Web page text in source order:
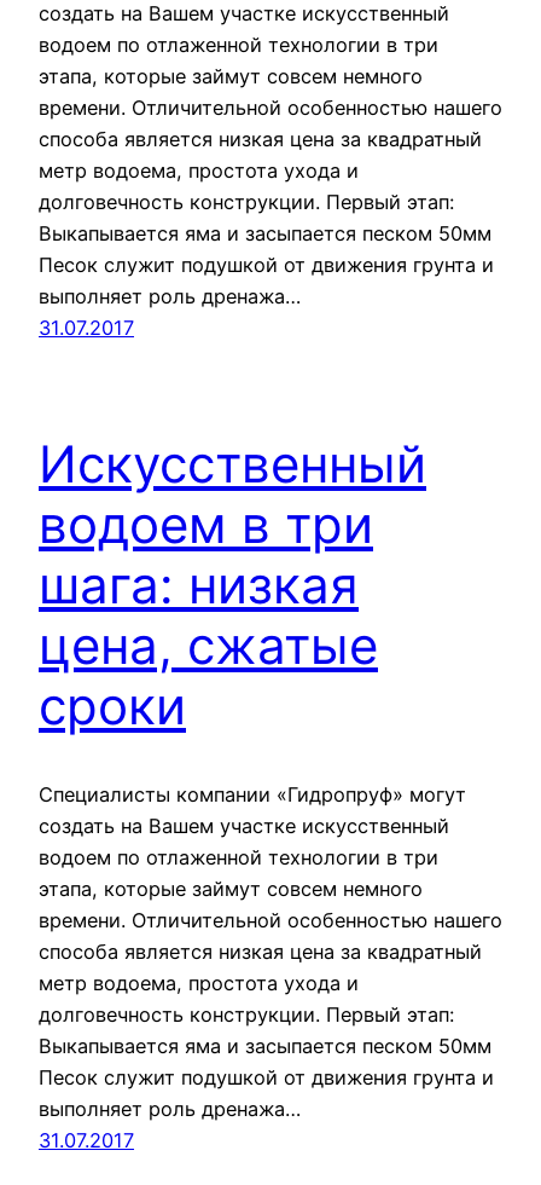
создать на Вашем участке искусственный
водоем по отлаженной технологии в три
этапа, которые займут совсем немного
времени. Отличительной особенностью нашего
способа является низкая цена за квадратный
метр водоема, простота ухода и
долговечность конструкции. Первый этап:
Выкапывается яма и засыпается песком 50мм
Песок служит подушкой от движения грунта и
выполняет роль дренажа…
31.07.2017
Искусственный
водоем в три
шага: низкая
цена, сжатые
сроки
Специалисты компании «Гидропруф» могут
создать на Вашем участке искусственный
водоем по отлаженной технологии в три
этапа, которые займут совсем немного
времени. Отличительной особенностью нашего
способа является низкая цена за квадратный
метр водоема, простота ухода и
долговечность конструкции. Первый этап:
Выкапывается яма и засыпается песком 50мм
Песок служит подушкой от движения грунта и
выполняет роль дренажа…
31.07.2017